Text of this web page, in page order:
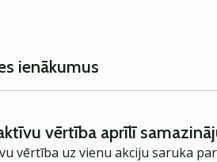
ienākumus
vērtība aprīlī
vērtība uz vienu akciju saruka